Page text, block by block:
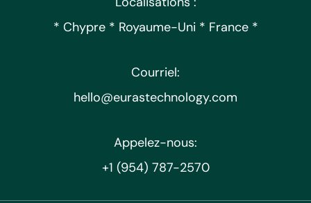
* Chypre * Royaume-Uni * France *
Courriel:
hello@eurastechnology.com
Appelez-nous:
+1 (954) 787-2570